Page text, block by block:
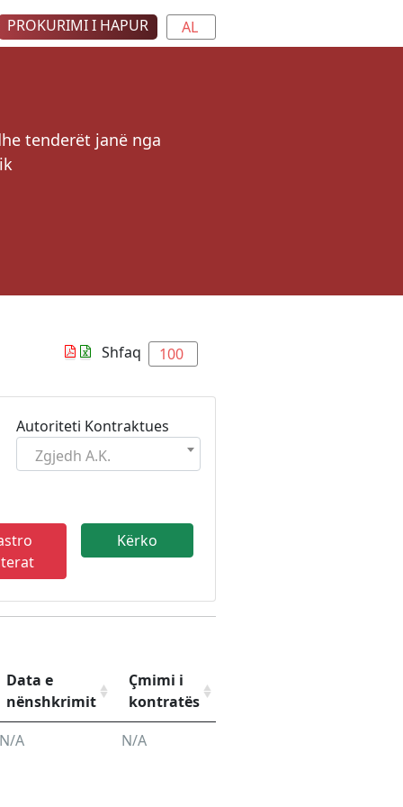
PROKURIMI I HAPUR AL
tenderët janë nga
Shfaq 100
Autoriteti Kontraktues
Zgjedh A.K.
Data e
nënshkrimit
Çmimi i
kontratës
N/A N/A